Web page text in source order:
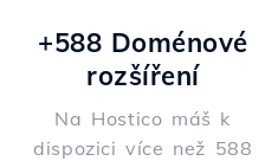
+588 Doménové
rozšíření
Na Hostico máš k
dispozici více než 588